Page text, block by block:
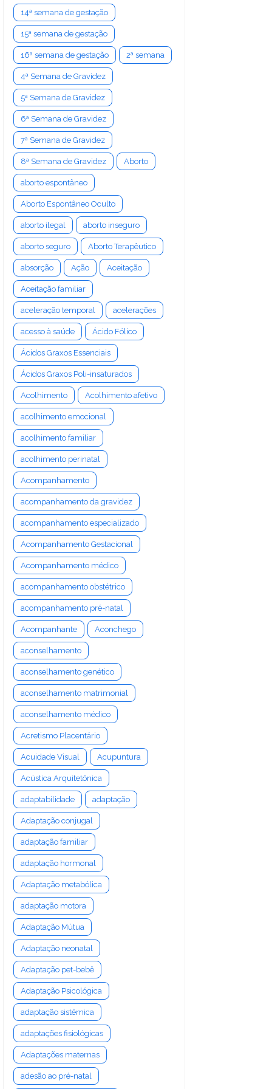
14ª semana de gestação
15ª semana de gestação
16ª semana de gestação 2ª semana
4ª Semana de Gravidez
5ª Semana de Gravidez
6ª Semana de Gravidez
7ª Semana de Gravidez
8ª Semana de Gravidez Aborto
aborto espontâneo
Aborto Espontâneo Oculto
aborto ilegal aborto inseguro
aborto seguro Aborto Terapêutico
absorção Ação Aceitação
Aceitação familiar
aceleração temporal acelerações
acesso à saúde Ácido Fólico
Ácidos Graxos Essenciais
Ácidos Graxos Poli-insaturados
Acolhimento Acolhimento afetivo
acolhimento emocional
acolhimento familiar
acolhimento perinatal
Acompanhamento
acompanhamento da gravidez
acompanhamento especializado
Acompanhamento Gestacional
Acompanhamento médico
acompanhamento obstétrico
acompanhamento pré-natal
Acompanhante Aconchego
aconselhamento
aconselhamento genético
aconselhamento matrimonial
aconselhamento médico
Acretismo Placentário
Acuidade Visual Acupuntura
Acústica Arquitetônica
adaptabilidade adaptação
Adaptação conjugal
adaptação familiar
adaptação hormonal
Adaptação metabólica
adaptação motora
Adaptação Mútua
Adaptação neonatal
Adaptação pet-bebê
Adaptação Psicológica
adaptação sistêmica
adaptações fisiológicas
Adaptações maternas
adesão ao pré-natal